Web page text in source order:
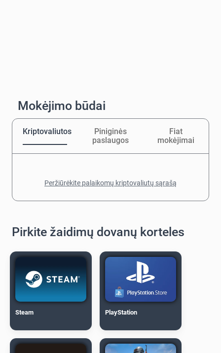
Mokėjimo būdai
Kriptovaliutos
Piniginės
paslaugos
Fiat
mokėjimai
Peržiūrėkite palaikomų kriptovaliutų sąrašą
Pirkite žaidimų dovanų korteles
Steam PlayStation